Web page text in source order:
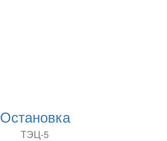
Остановка
ТЭЦ-5